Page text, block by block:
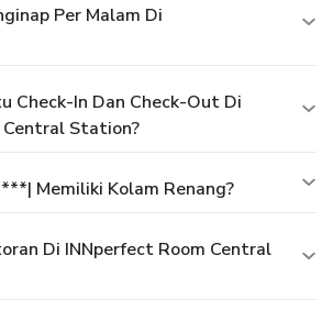
Per Malam Di
Check-In Dan Check-Out Di
Central Station?
Memiliki Kolam Renang?
Di INNperfect Room Central